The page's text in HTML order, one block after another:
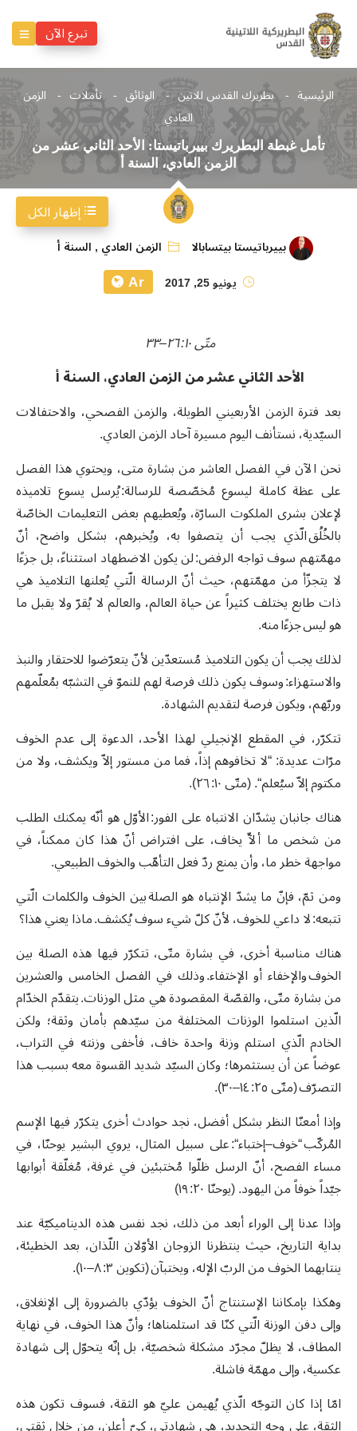
تبرع الآن
الرئيسية بطريرك القدس للاتين الوثائق تأملات
الزمن
العادي
تأمل غبطة البطريرك بييرباتيستا: الأحد الثاني عشر من
الزمن العادي، السنة أ
بييرباتيستا بيتسابالا الزمن العادي , السنة أ
يونيو 25, 2017
Ar
متّى ١٠: ٢٦–٣٣
الأحد الثاني عشر من الزمن العادي، السنة أ
بعد فترة الزمن الأربعيني الطويلة، والزمن الفصحي، والاحتفالات
السيّدية، نستأنف اليوم مسيرة آحاد الزمن العادي.
نحن الآن في الفصل العاشر من بشارة متى، ويحتوي هذا الفصل
على عظة كاملة ليسوع مُخصّصة للرسالة: يُرسل يسوع تلاميذه
لإعلان بشرى الملكوت السارّة، ويُعطيهم بعض التعليمات الخاصّة
بالخُلُق الّذي يجب أن يتصفوا به، ويُخبرهم، بشكل واضح، أنّ
مهمّتهم سوف تواجه الرفض: لن يكون الاضطهاد استثناءً، بل جزءًا
لا يتجزّأ من مهمّتهم، حيث أنّ الرسالة الّتي يُعلنها التلاميذ هي
ذات طابع يختلف كثيراً عن حياة العالم، والعالم لا يُقرّ ولا يقبل ما
هو ليس جزءًا منه.
لذلك يجب أن يكون التلاميذ مُستعدّين لأنّ يتعرّضوا للاحتقار والنبذ
والاستهزاء: وسوف يكون ذلك فرصة لهم للنموّ في التشبّه بمُعلّمهم
وربّهم، ويكون فرصة لتقديم الشهادة.
تتكرّر، في المقطع الإنجيلي لهذا الأحد، الدعوة إلى عدم الخوف
مرّات عديدة: “لا تخافوهم إذاً، فما من مستور إلاّ ويكشف، ولا من
مكتوم إلاّ سيُعلم“. (متّى ١٠: ٢٦).
هناك جانبان يشدّان الانتباه على الفور: الأوّل هو أنّه يمكنك الطلب
من شخص ما ألآّ يخاف، على افتراض أنّ هذا كان ممكناً، في
مواجهة خطر ما، وأن يمنع ردّ فعل التأهّب والخوف الطبيعي.
ومن ثمّ، فإنّ ما يشدّ الإنتباه هو الصلة بين الخوف والكلمات الّتي
تتبعه: لا داعي للخوف، لأنّ كلّ شيء سوف يُكشف. ماذا يعني هذا؟
هناك مناسبة أخرى، في بشارة متّى، تتكرّر فيها هذه الصلة بين
الخوف والإخفاء أو الإختفاء. وذلك في الفصل الخامس والعشرين
من بشارة متّى، والقصّة المقصودة هي مثل الوزنات. يتقدّم الخدّام
الّذين استلموا الوزنات المختلفة من سيّدهم بأمان وثقة؛ ولكن
الخادم الّذي استلم وزنة واحدة خاف، فأخفى وزنته في التراب،
عوضاً عن أن يستثمرها؛ وكان السيّد شديد القسوة معه بسبب هذا
التصرّف (متّى ٢٥: ١٤–٣٠).
وإذا أمعنّا النظر بشكل أفضل، نجد حوادث أخرى يتكرّر فيها الإسم
المُركّب “خوف–إختباء“: على سبيل المثال، يروي البشير يوحنّا، في
مساء الفصح، أنّ الرسل ظلّوا مُختبئين في غرفة، مُغلّقة أبوابها
جيّداً خوفاً من اليهود. (يوحنّا ٢٠: ١٩)
وإذا عدنا إلى الوراء أبعد من ذلك، نجد نفس هذه الديناميكيّة عند
بداية التاريخ، حيث ينتظرنا الزوجان الأوّلان اللّذان، بعد الخطيئة،
ينتابهما الخوف من الربّ الإله، ويختبآن (تكوين ٣: ٨–١٠).
وهكذا بإمكاننا الإستنتاج أنّ الخوف يؤدّي بالضرورة إلى الإنغلاق،
وإلى دفن الوزنة الّتي كنّا قد استلمناها؛ وأنّ هذا الخوف، في نهاية
المطاف، لا يظلّ مجرّد مشكلة شخصيّة، بل إنّه يتحوّل إلى شهادة
عكسية، وإلى مهمّة فاشلة.
امّا إذا كان التوجّه الّذي يُهيمن عليّ هو الثقة، فسوف تكون هذه
إظهار الكل